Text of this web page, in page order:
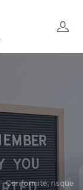
Conformité, risques